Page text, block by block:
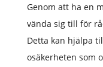
Genom att ha en
vända sig till för
Detta kan hjälpa
osäkerheten som